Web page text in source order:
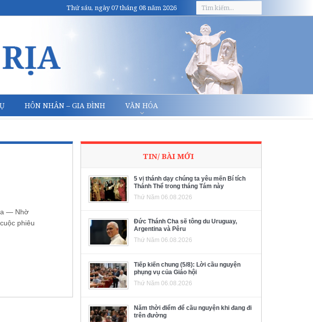
Thứ sáu, ngày 07 tháng 08 năm 2026
HÔN NHÂN – GIA ĐÌNH VĂN HÓA
— Nhờ
phiêu
TIN/ BÀI MỚI
5 vị thánh dạy chúng ta yêu mến Bí tích
Thánh Thể trong tháng Tám này
Thứ Năm 06.08.2026
Đức Thánh Cha sẽ tông du Uruguay,
Argentina và Pêru
Thứ Năm 06.08.2026
Tiếp kiến chung (5/8): Lời cầu nguyện
phụng vụ của Giáo hội
Thứ Năm 06.08.2026
Năm thời điểm để cầu nguyện khi đang đi
trên đường